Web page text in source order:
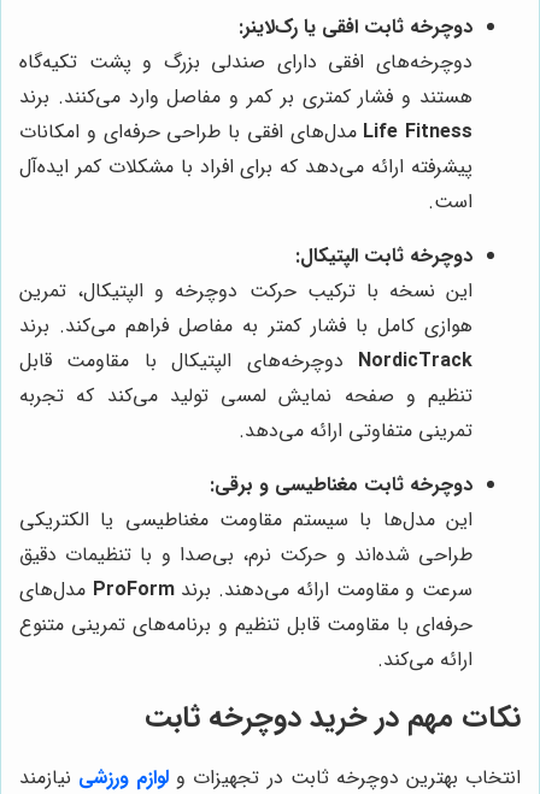
دوچرخه ثابت افقی یا رک‌لاینر:
دوچرخه‌های افقی دارای صندلی بزرگ و پشت تکیه‌گاه
هستند و فشار کمتری بر کمر و مفاصل وارد می‌کنند. برند
Life Fitness مدل‌های افقی با طراحی حرفه‌ای و امکانات
پیشرفته ارائه می‌دهد که برای افراد با مشکلات کمر ایده‌آل
است.
دوچرخه ثابت الپتیکال:
این نسخه با ترکیب حرکت دوچرخه و الپتیکال، تمرین
هوازی کامل با فشار کمتر به مفاصل فراهم می‌کند. برند
NordicTrack دوچرخه‌های الپتیکال با مقاومت قابل
تنظیم و صفحه نمایش لمسی تولید می‌کند که تجربه
تمرینی متفاوتی ارائه می‌دهد.
دوچرخه ثابت مغناطیسی و برقی:
این مدل‌ها با سیستم مقاومت مغناطیسی یا الکتریکی
طراحی شده‌اند و حرکت نرم، بی‌صدا و با تنظیمات دقیق
سرعت و مقاومت ارائه می‌دهند. برندProForm مدل‌های
حرفه‌ای با مقاومت قابل تنظیم و برنامه‌های تمرینی متنوع
ارائه می‌کند.
نکات مهم در خرید دوچرخه ثابت
انتخاب بهترین دوچرخه ثابت در تجهیزات و لوازم ورزشی نیازمند